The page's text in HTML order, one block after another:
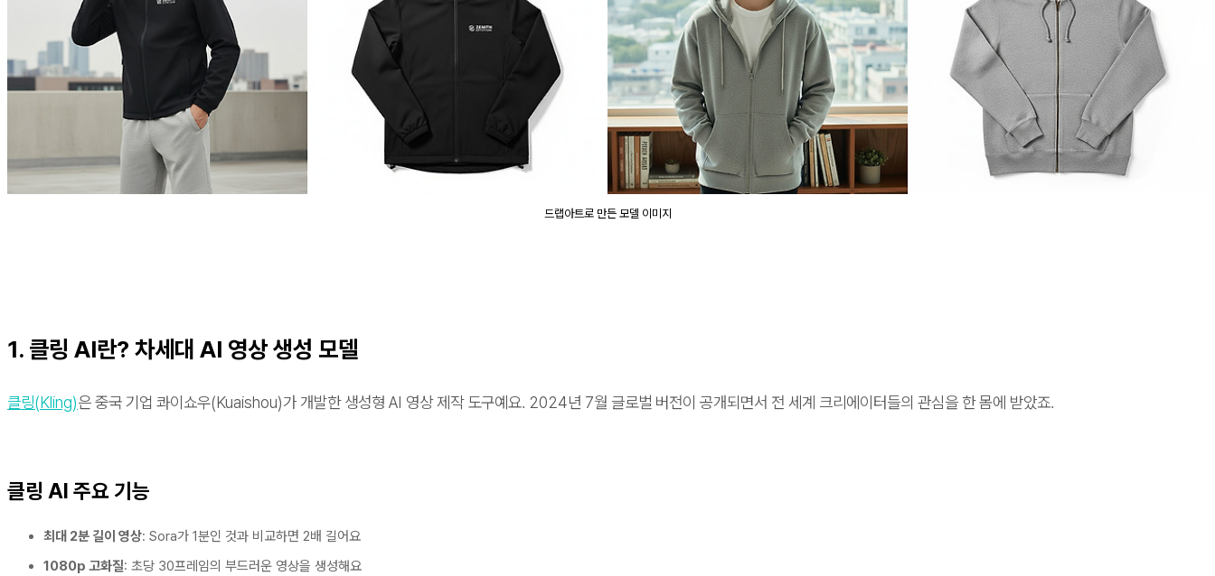
드랩아트로 만든 모델 이미지
1. 클링 AI란? 차세대 AI 영상 생성 모델
클링(Kling)은 중국 기업 콰이쇼우(Kuaishou)가 개발한 생성형 AI 영상 제작 도구예요. 2024년 7월 글로벌 버전이 공개되면서 전 세계 크리에이터들의 관심을 한 몸에 받았죠.
클링 AI 주요 기능
최대 2분 길이 영상: Sora가 1분인 것과 비교하면 2배 길어요
1080p 고화질: 초당 30프레임의 부드러운 영상을 생성해요